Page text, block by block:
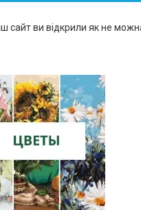
сайт ви відкрили як не